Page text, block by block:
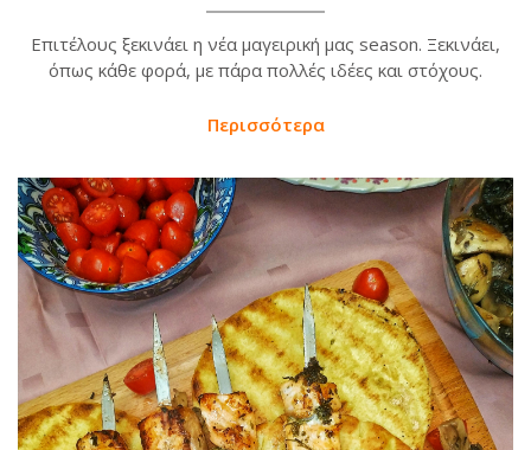
Επιτέλους ξεκινάει η νέα μαγειρική μας season. Ξεκινάει,
όπως κάθε φορά, με πάρα πολλές ιδέες και στόχους.
Περισσότερα